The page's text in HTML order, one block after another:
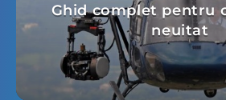
Ghid complet pentru
neuitat